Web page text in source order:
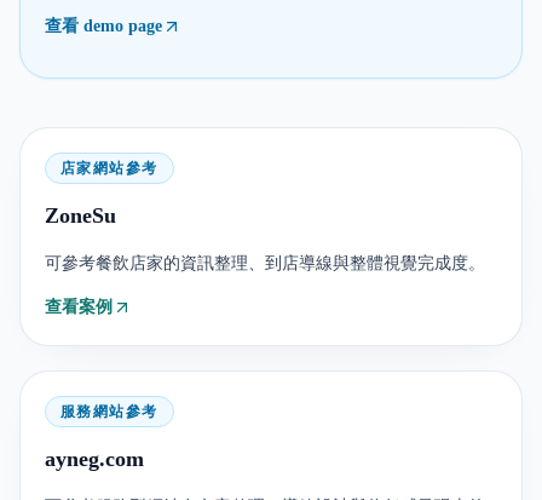
查看 demo page
店家網站參考
ZoneSu
可參考餐飲店家的資訊整理、到店導線與整體視覺完成度。
查看案例
服務網站參考
ayneg.com